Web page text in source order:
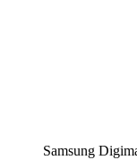
Samsung